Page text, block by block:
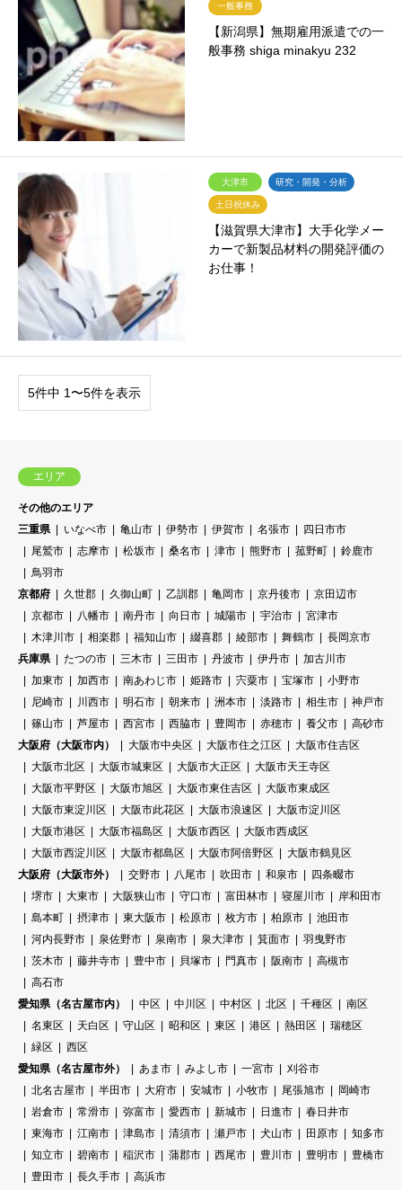
一般事務
【新潟県】無期雇用派遣での一
般事務 shiga minakyu 232
大津市 研究・開発・分析
土日祝休み
【滋賀県大津市】大手化学メー
カーで新製品材料の開発評価の
お仕事！
5件中 1〜5件を表示
エリア
その他のエリア
三重県
いなべ市 亀山市 伊勢市 伊賀市 名張市
四日市市
尾鷲市
志摩市 松坂市 桑名市 津市 熊野市 菰野町
鈴鹿市
鳥羽市
京都府
久世郡 久御山町 乙訓郡 亀岡市 京丹後市
京田辺市
京都市
八幡市 南丹市 向日市 城陽市 宇治市
宮津市
木津川市
相楽郡 福知山市 綴喜郡 綾部市 舞鶴市
長岡京市
兵庫県
たつの市 三木市 三田市 丹波市 伊丹市
加古川市
加東市
加西市 南あわじ市 姫路市 宍粟市 宝塚市
小野市
尼崎市
川西市 明石市 朝来市 洲本市 淡路市 相生市
神戸市
篠山市
芦屋市 西宮市 西脇市 豊岡市 赤穂市 養父市
高砂市
大阪府（大阪市内）
大阪市中央区 大阪市住之江区
大阪市住吉区
大阪市北区
大阪市城東区 大阪市大正区
大阪市天王寺区
大阪市平野区
大阪市旭区 大阪市東住吉区
大阪市東成区
大阪市東淀川区
大阪市此花区 大阪市浪速区
大阪市淀川区
大阪市港区
大阪市福島区 大阪市西区
大阪市西成区
大阪市西淀川区
大阪市都島区 大阪市阿倍野区
大阪市鶴見区
大阪府（大阪市外）
交野市 八尾市 吹田市 和泉市
四条畷市
堺市
大東市 大阪狭山市 守口市 富田林市 寝屋川市
岸和田市
島本町
摂津市 東大阪市 松原市 枚方市 柏原市
池田市
河内長野市
泉佐野市 泉南市 泉大津市 箕面市
羽曳野市
茨木市
藤井寺市 豊中市 貝塚市 門真市 阪南市
高槻市
高石市
愛知県（名古屋市内）
中区 中川区 中村区 北区 千種区
南区
名東区
天白区 守山区 昭和区 東区 港区 熱田区
瑞穂区
緑区
西区
愛知県（名古屋市外）
あま市 みよし市 一宮市
刈谷市
北名古屋市
半田市 大府市 安城市 小牧市 尾張旭市
岡崎市
岩倉市
常滑市 弥富市 愛西市 新城市 日進市
春日井市
東海市
江南市 津島市 清須市 瀬戸市 犬山市 田原市
知多市
知立市
碧南市 稲沢市 蒲郡市 西尾市 豊川市 豊明市
豊橋市
豊田市
長久手市
高浜市